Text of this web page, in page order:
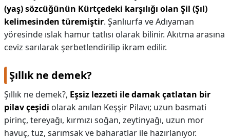
(yaş) sözcüğünün Kürtçedeki karşılığı olan Şil (Şıl)
kelimesinden türemiştir. Şanlıurfa ve Adıyaman
yöresinde ıslak hamur tatlısı olarak bilinir. Akıtma arasına
ceviz sarılarak şerbetlendirilip ikram edilir.
Şıllık ne demek?
Şıllık ne demek?, Eşsiz lezzeti ile damak çatlatan bir
pilav çeşidi olarak anılan Keşşir Pilavı; uzun basmati
pirinç, tereyağı, kırmızı soğan, zeytinyağı, uzun mor
havuç, tuz, sarımsak ve baharatlar ile hazırlanıyor.